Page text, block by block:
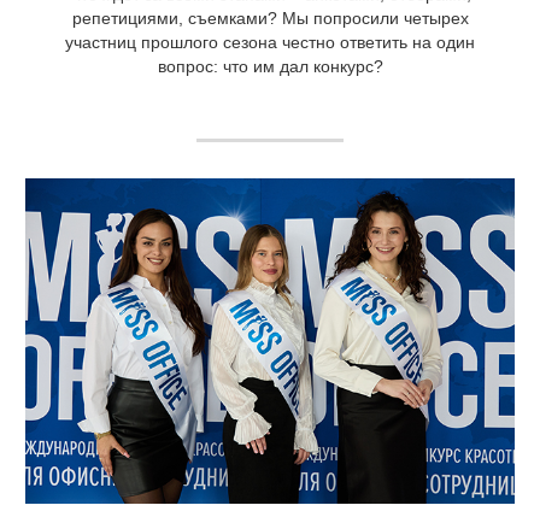
репетициями, съемками? Мы попросили четырех
участниц прошлого сезона честно ответить на один
вопрос: что им дал конкурс?